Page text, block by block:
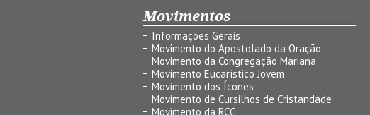
Movimentos
Informações Gerais
Movimento do Apostolado da Oração
Movimento da Congregação Mariana
Movimento Eucarístico Jovem
Movimento dos Ícones
Movimento de Cursilhos de Cristandade
Movimento da RCC